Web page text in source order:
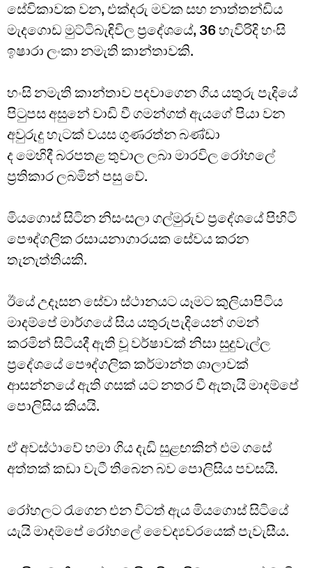
සේවිකාවක වන, එක්දරු මවක සහ නාත්තන්ඩිය
මැදගොඩ මුට්ටිබැඳිවිල ප්‍රදේශයේ, 36 හැවිරිදි හංසි
ඉෂාරා ලංකා නමැති කාන්තාවකි.
හංසි නමැති කාන්තාව පදවාගෙන ගිය යතුරු පැදියේ
පිටුපස අසුනේ වාඩි වී ගමන්ගත් ඇයගේ පියා වන
අවුරුදු හැටක් වයස ගුණරත්න බණ්ඩා
ද මෙහිදී බරපතළ තුවාල ලබා මාරවිල රෝහලේ
ප්‍රතිකාර ලබමින් පසු වේ.
මියගොස් සිටින නිසංසලා ගල්මුරුව ප්‍රදේශයේ පිහිටි
පෞද්ගලික රසායනාගාරයක සේවය කරන
තැනැත්තියකි.
ඊයේ උදෑසන සේවා ස්ථානයට යෑමට කුලියාපිටිය
මාදම්පේ මාර්ගයේ සිය යතුරුපැදියෙන් ගමන්
කරමින් සිටියදී ඇති වූ වර්ෂාවක් නිසා සුදුවැල්ල
ප්‍රදේශයේ පෞද්ගලික කර්මාන්ත ශාලාවක්
ආසන්නයේ ඇති ගසක් යට නතර වී ඇතැයි මාදම්පේ
පොලිසිය කියයි.
ඒ අවස්ථාවේ හමා ගිය දැඩි සුළඟකින් එම ගසේ
අත්තක් කඩා වැටී තිබෙන බව පොලිසිය පවසයි.
රෝහලට රැගෙන එන විටත් ඇය මියගොස් සිටියේ
යැයි මාදම්පේ රෝහලේ වෛද්‍යවරයෙක් පැවැසීය.